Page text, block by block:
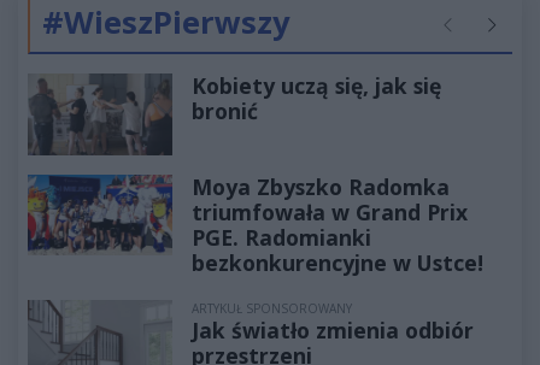
#WieszPierwszy Poprzednie
Kobiety uczą się, jak się
bronić
Moya Zbyszko Radomka
triumfowała w Grand Prix
PGE. Radomianki
bezkonkurencyjne w Ustce!
ARTYKUŁ SPONSOROWANY
Jak światło zmienia odbiór
przestrzeni